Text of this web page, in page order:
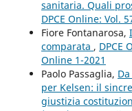
sanitaria. Quali
DPCE Online: Vol.
Fiore Fontanarosa,
comparata , DPCE
Online 1-2021
Paolo Passaglia,
per Kelsen: il
giustizia